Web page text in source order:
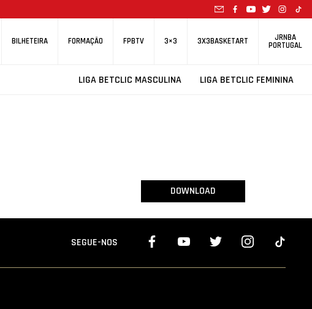
BILHETEIRA FORMAÇÃO FPBTV 3×3 3X3BASKETART JRNBA
PORTUGAL
LIGA BETCLIC MASCULINA LIGA BETCLIC FEMININA
DOWNLOAD
SEGUE-NOS